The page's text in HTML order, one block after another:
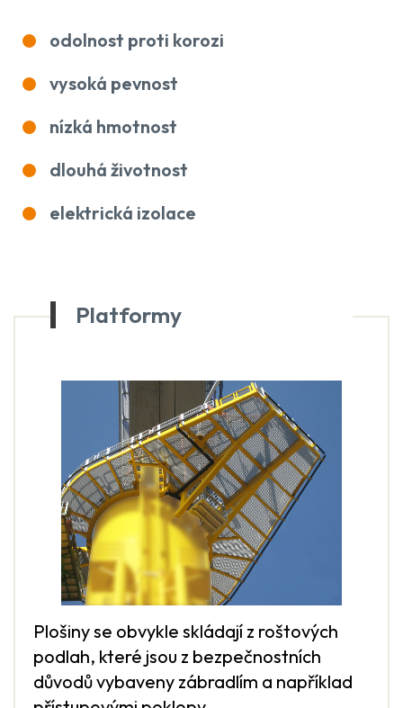
odolnost proti korozi
vysoká pevnost
nízká hmotnost
dlouhá životnost
elektrická izolace
Platformy
Plošiny se obvykle skládají z roštových
podlah, které jsou z bezpečnostních
důvodů vybaveny zábradlím a například